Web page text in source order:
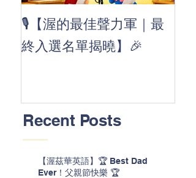
🎙️【渥的最佳聲力軍｜最
終入選名單揭曉】🎉
Recent Posts
【渥茲華英語】🏆 Best Dad
Ever！父親節快樂 🏆